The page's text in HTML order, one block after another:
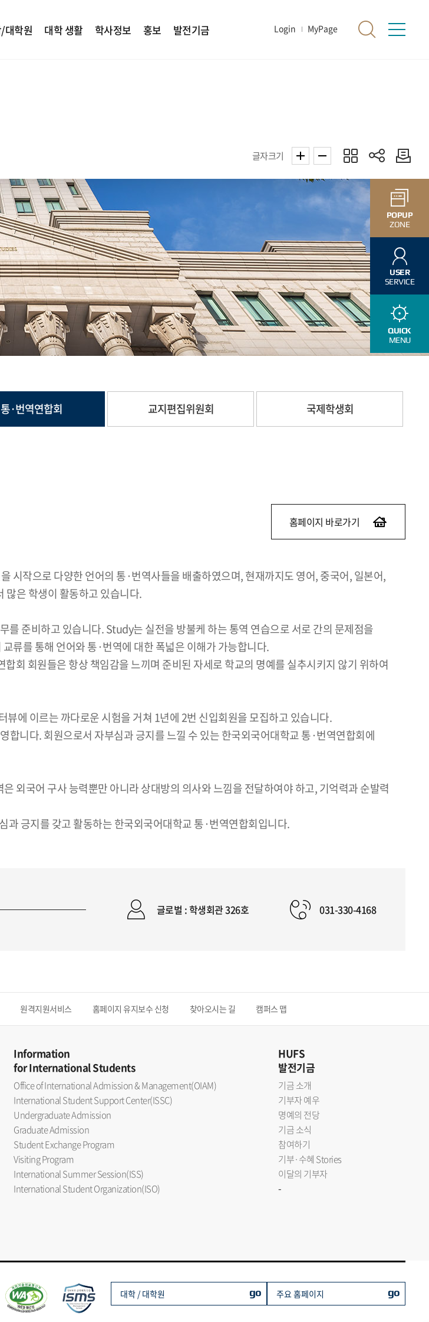
대학원 대학 생활 학사정보 홍보 발전기금 Login MyPage
글자크기
통·번역연합회 교지편집위원회 국제학생회
홈페이지 바로가기
시작으로 다양한 언어의 통·번역사들을 배출하였으며, 현재까지도 영어, 중국어, 일본어,
많은 학생이 활동하고 있습니다.
준비하고 있습니다. Study는 실전을 방불케 하는 통역 연습으로 서로 간의 문제점을
류를 통해 언어와 통·번역에 대한 폭넓은 이해가 가능합니다.
회 회원들은 항상 책임감을 느끼며 준비된 자세로 학교의 명예를 실추시키지 않기 위하여
에 이르는 까다로운 시험을 거쳐 1년에 2번 신입회원을 모집하고 있습니다.
니다. 회원으로서 자부심과 긍지를 느낄 수 있는 한국외국어대학교 통·번역연합회에
외국어 구사 능력뿐만 아니라 상대방의 의사와 느낌을 전달하여야 하고, 기억력과 순발력
긍지를 갖고 활동하는 한국외국어대학교 통·번역연합회입니다.
글로벌 : 학생회관 326호 031-330-4168
원격지원서비스 홈페이지 유지보수 신청 찾아오시는 길 캠퍼스 맵
Information
for International Students
Office of International Admission & Management(OIAM)
International Student Support Center(ISSC)
Undergraduate Admission
Graduate Admission
Student Exchange Program
Visiting Program
International Summer Session(ISS)
International Student Organization(ISO)
HUFS
발전기금
기금 소개
기부자 예우
명예의 전당
기금 소식
참여하기
기부·수혜 Stories
이달의 기부자
-
대학 / 대학원 go 주요 홈페이지 go
POPUP
ZONE
USER
SERVICE
QUICK
MENU